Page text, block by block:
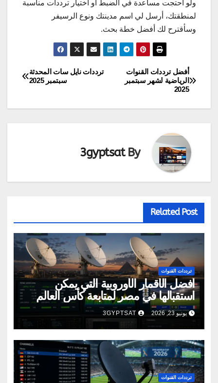
ولو احتجت مساعدة في الضبط أو اختيار ترددات مناسبة
لمنطقتك، أرسل لي اسم مدينتك ونوع الرسيفر
وسأقترح لك أفضل خطة بحث.
تصفّح
المقالات
ترددات نايل سات المحدثة
سبتمبر 2025
أفضل ترددات القنوات
الرياضية لشهر سبتمبر
2025
By
3gyptsat
Related Post
ترددات القنوات
أفضل الأقمار الأوروبية التي يمكن
استقبالها في مصر لمتابعة كأس العالم
2026
يونيو 23, 2026 3GYPTSAT
ترددات القنوات